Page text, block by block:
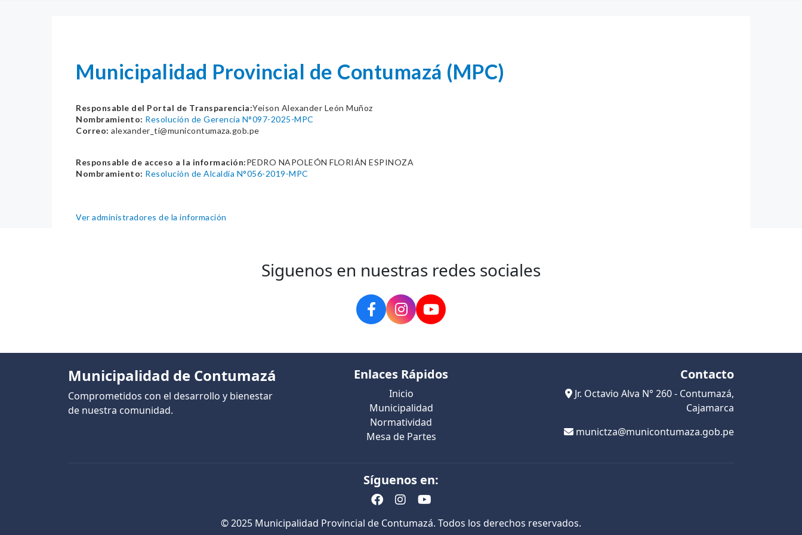
Siguenos en nuestras redes sociales
Municipalidad de Contumazá
Comprometidos con el desarrollo y bienestar
de nuestra comunidad.
Enlaces Rápidos
Inicio
Municipalidad
Normatividad
Mesa de Partes
Contacto
Jr. Octavio Alva N° 260 - Contumazá,
Cajamarca
munictza@municontumaza.gob.pe
Síguenos en:
© 2025 Municipalidad Provincial de Contumazá. Todos los derechos reservados.